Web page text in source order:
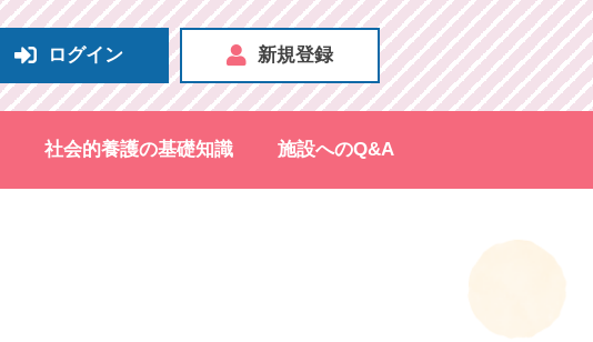
ログイン 新規登録
社会的養護の基礎知識 施設へのQ&A